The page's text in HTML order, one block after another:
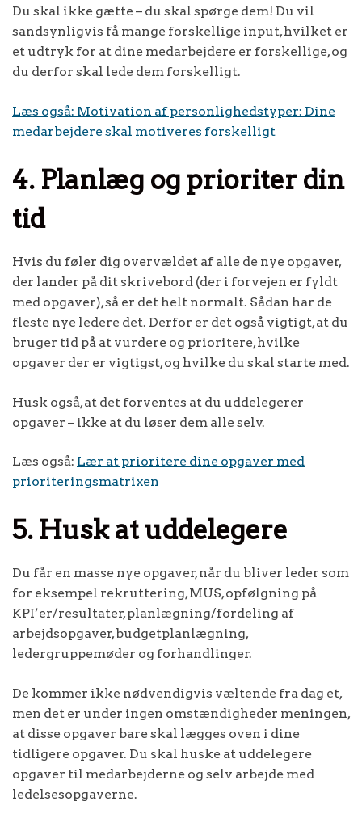
Du skal ikke gætte – du skal spørge dem! Du vil
sandsynligvis få mange forskellige input, hvilket er
et udtryk for at dine medarbejdere er forskellige, og
du derfor skal lede dem forskelligt.
Læs også: Motivation af personlighedstyper: Dine
medarbejdere skal motiveres forskelligt
4. Planlæg og prioriter din
tid
Hvis du føler dig overvældet af alle de nye opgaver,
der lander på dit skrivebord (der i forvejen er fyldt
med opgaver), så er det helt normalt. Sådan har de
fleste nye ledere det. Derfor er det også vigtigt, at du
bruger tid på at vurdere og prioritere, hvilke
opgaver der er vigtigst, og hvilke du skal starte med.
Husk også, at det forventes at du uddelegerer
opgaver – ikke at du løser dem alle selv.
Læs også: Lær at prioritere dine opgaver med
prioriteringsmatrixen
5. Husk at uddelegere
Du får en masse nye opgaver, når du bliver leder som
for eksempel rekruttering, MUS, opfølgning på
KPI’er/resultater, planlægning/fordeling af
arbejdsopgaver, budgetplanlægning,
ledergruppemøder og forhandlinger.
De kommer ikke nødvendigvis væltende fra dag et,
men det er under ingen omstændigheder meningen,
at disse opgaver bare skal lægges oven i dine
tidligere opgaver. Du skal huske at uddelegere
opgaver til medarbejderne og selv arbejde med
ledelsesopgaverne.